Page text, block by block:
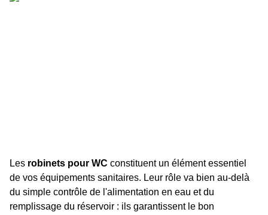
Les robinets pour WC constituent un élément essentiel
de vos équipements sanitaires. Leur rôle va bien au-delà
du simple contrôle de l'alimentation en eau et du
remplissage du réservoir : ils garantissent le bon